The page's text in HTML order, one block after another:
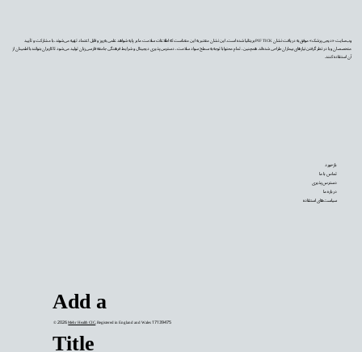
Add a
© 2026Mehr Health CIC. Registered in England and Wales 17139475
وب‌سایت «دیجی‌پزشک» موفق به دریافت نشان PIF TICK بریتانیا شده است. این نشان معتبر به این معناست که اطلاعات سلامت ما بر پایه شواهد علمی به‌روز و قابل اعتماد تهیه می‌شوند، با مشارکت و تأیید
متخصصان و با در نظر گرفتن نیازهای بیماران طراحی شده‌اند. همچنین، تمام محتوا با توجه به سطح سواد سلامت، دسترس‌پذیری دیجیتال و شرایط فرهنگی جامعه فارسی‌زبان تولید می‌شود تا کاربران بتوانند با اطمینان از
آن استفاده کنند.
بازخورد
تماس با ما
دسترس‌پذیری
درباره ما
سیاست‌های استفاده